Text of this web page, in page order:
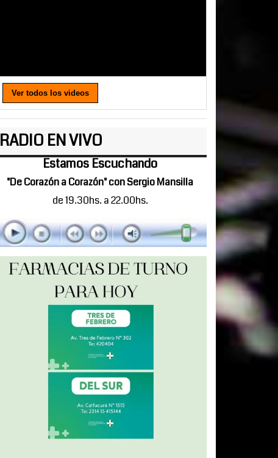
Ver todos los videos
RADIO EN VIVO
Estamos Escuchando
"De Corazón a Corazón" con Sergio Mansilla
de 19.30hs. a 22.00hs.